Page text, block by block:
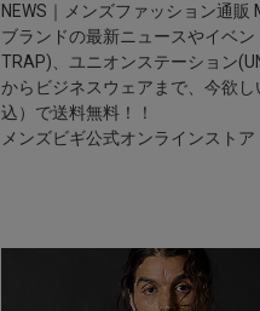
NEWS｜メンズファッション通販
ブランドの最新ニュースやイベ
TRAP)、ユニオンステーション
からビジネスウェアまで、今欲
込）で送料無料！！
メンズビギ公式オンラインストア